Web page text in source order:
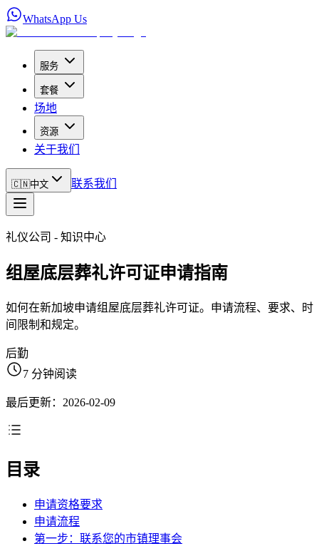
WhatsApp Us
服务
套餐
场地
资源
关于我们
🇨🇳中文 联系我们
礼仪公司 - 知识中心
组屋底层葬礼许可证申请指南
如何在新加坡申请组屋底层葬礼许可证。申请流程、要求、时
间限制和规定。
后勤
7 分钟阅读
最后更新：2026-02-09
目录
申请资格要求
申请流程
第一步：联系您的市镇理事会